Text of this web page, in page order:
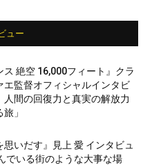
ュー
ス 絶空 16,000フィート』クラ
エ監督オフィシャルインタビ
人間の回復力と真実の解放力
」
思いだす』見上 愛 インタビュ
でいる街のような大事な場